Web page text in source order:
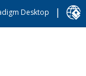
Desktop |